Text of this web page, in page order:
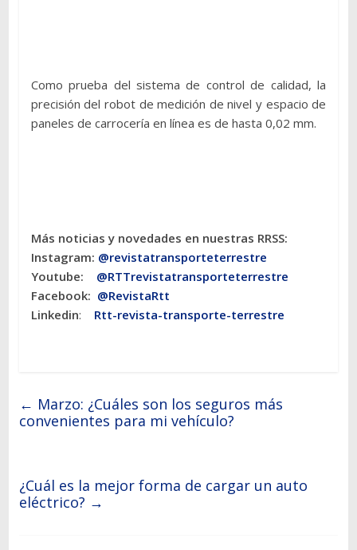
Como prueba del sistema de control de calidad, la
precisión del robot de medición de nivel y espacio de
paneles de carrocería en línea es de hasta 0,02 mm.
Más noticias y novedades en nuestras RRSS:
Instagram: @revistatransporteterrestre
Youtube: @RTTrevistatransporteterrestre
Facebook: @RevistaRtt
Linkedin: Rtt-revista-transporte-terrestre
← Marzo: ¿Cuáles son los seguros más
convenientes para mi vehículo?
¿Cuál es la mejor forma de cargar un auto
eléctrico? →